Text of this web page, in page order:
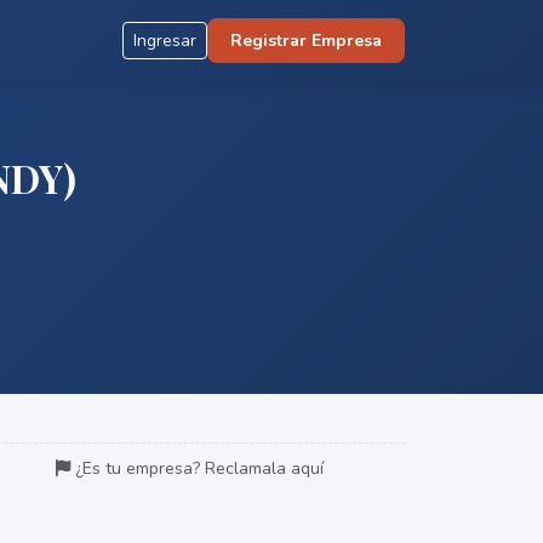
Ingresar Registrar Empresa
¿Es tu empresa? Reclamala aquí